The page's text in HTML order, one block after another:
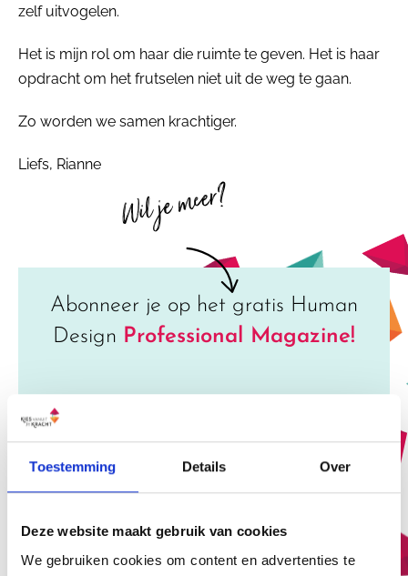
Toestemming Details Over
Deze website maakt gebruik van cookies
We gebruiken cookies om content en advertenties te
zelf uitvogelen.
Het is mijn rol om haar die ruimte te geven. Het is haar
opdracht om het frutselen niet uit de weg te gaan.
Zo worden we samen krachtiger.
Liefs, Rianne
Wil je meer?
Abonneer je op het gratis Human
Design Professional Magazine!